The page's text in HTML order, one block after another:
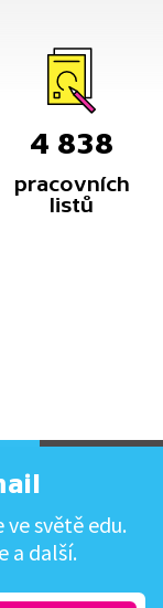
4 838
pracovních
listů
ve světě edu.
a další.